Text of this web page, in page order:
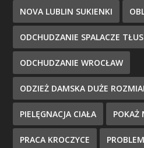
NOVA LUBLIN SUKIENKI
ODCHUDZANIE SPALACZE
ODCHUDZANIE WROCŁAW
ODZIEŻ DAMSKA DUŻE
PIELĘGNACJA CIAŁA POKAŻ
PRACA KROCZYCE